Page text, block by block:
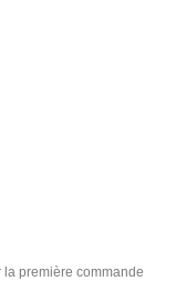
la première commande